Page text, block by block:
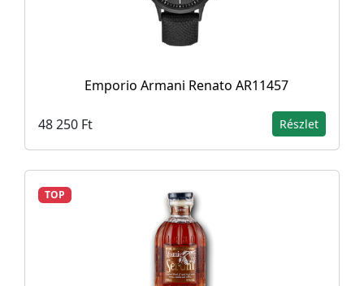
Emporio Armani Renato AR11457
48 250 Ft Részlet
TOP